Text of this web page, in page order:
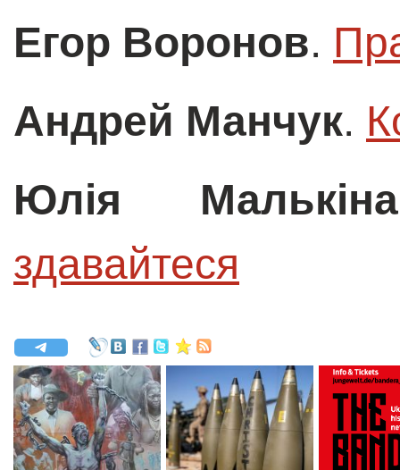
Егор Воронов.
Андрей Манчук.
Юлія
здавайтеся